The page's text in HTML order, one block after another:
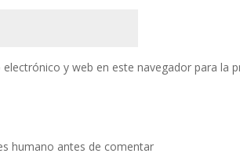
y web en este navegador para la
humano antes de comentar